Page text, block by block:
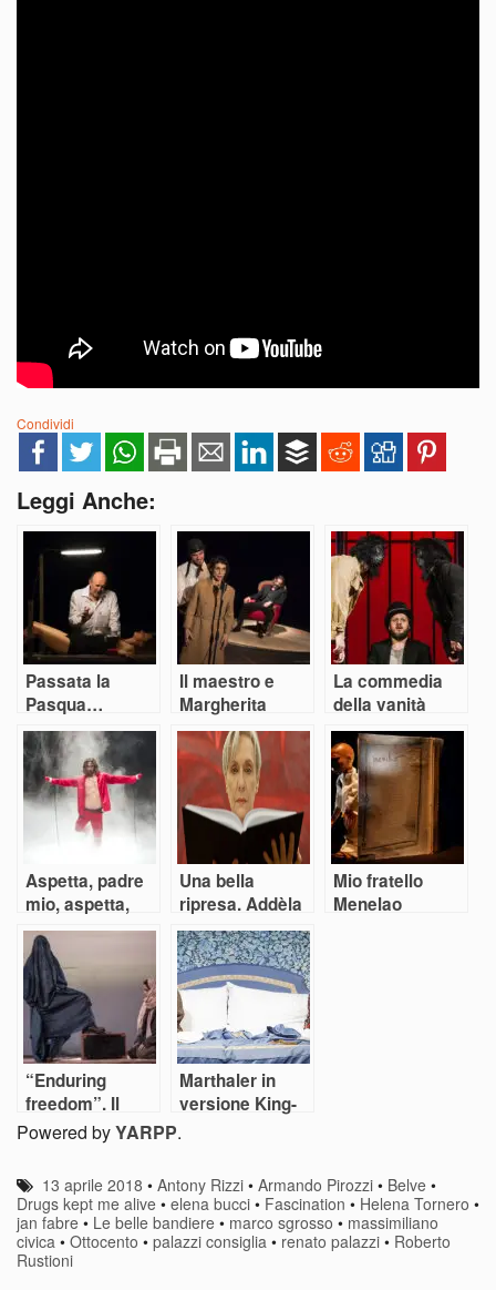
Condividi
Leggi Anche:
Passata la
Pasqua…
Il maestro e
Margherita
La commedia
della vanità
Aspetta, padre
mio, aspetta,
aspetta…
Una bella
ripresa. Addèla
Ole!
Mio fratello
Menelao
“Enduring
freedom”. Il
grande gioco
Marthaler in
versione King-
Powered byYARPP.
13 aprile 2018 •Antony Rizzi •Armando Pirozzi • Belve •
Drugs kept me alive • elena bucci • Fascination • Helena Tornero •
jan fabre • Le belle bandiere • marco sgrosso • massimiliano
civica • Ottocento • palazzi consiglia • renato palazzi • Roberto
Rustioni